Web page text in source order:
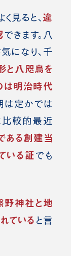
見ると、 違
できます。 八
になり、千
と八咫烏を
は明治時代
は定かでは
比較的最近
ある創建当
いる証でも
野神社と地
ている と言